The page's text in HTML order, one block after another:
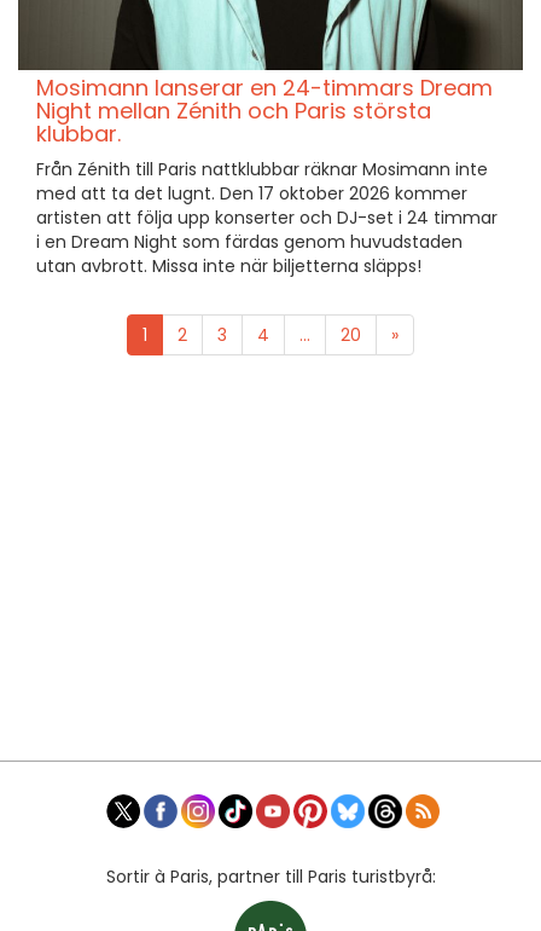
Mosimann lanserar en 24-timmars Dream
Night mellan Zénith och Paris största
klubbar.
Från Zénith till Paris nattklubbar räknar Mosimann inte
med att ta det lugnt. Den 17 oktober 2026 kommer
artisten att följa upp konserter och DJ-set i 24 timmar
i en Dream Night som färdas genom huvudstaden
utan avbrott. Missa inte när biljetterna släpps!
1 2 3 4 ... 20 »
Sortir à Paris, partner till Paris turistbyrå: